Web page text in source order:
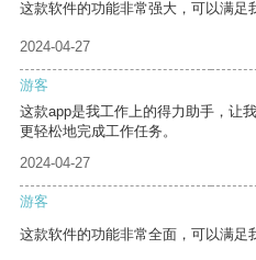
这款软件的功能非常强大，可以满足
2024-04-27
游客
这款app是我工作上的得力助手，让
更轻松地完成工作任务。
2024-04-27
游客
这款软件的功能非常全面，可以满足